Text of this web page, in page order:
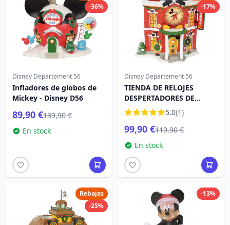
-36%
Disney Departement 56
Infladores de globos de
Mickey - Disney D56
89,90 €139,90 €
En stock
-17%
Disney Departement 56
TIENDA DE RELOJES
DESPERTADORES DE
MICKEY - DISNEY VILLAGE
5.0(1)
99,90 €119,90 €
En stock
Rebajas
-25%
-13%